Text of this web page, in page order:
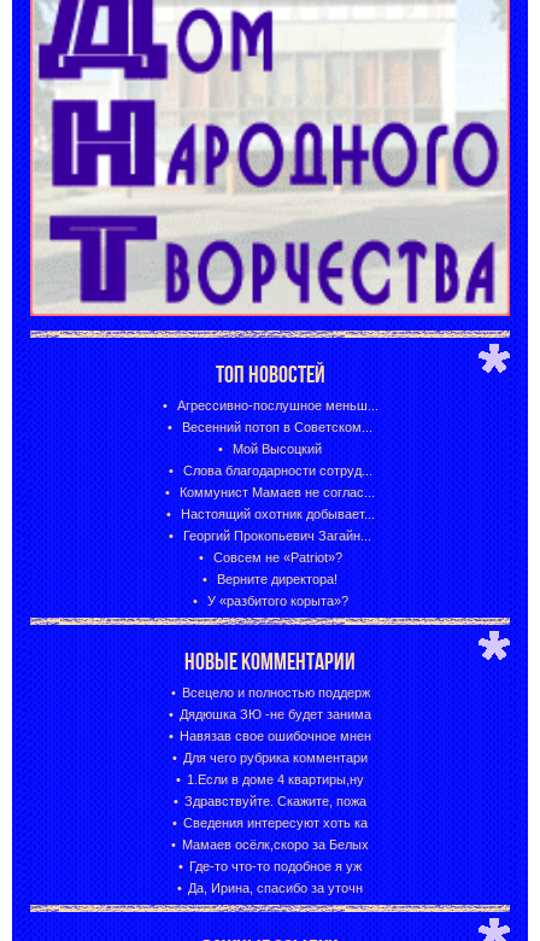
ТОП НОВОСТЕЙ
Агрессивно-послушное меньш...
Весенний потоп в Советском...
Мой Высоцкий
Слова благодарности сотруд...
Коммунист Мамаев не соглас...
Настоящий охотник добывает...
Георгий Прокопьевич Загайн...
Совсем не «Patriot»?
Верните директора!
У «разбитого корыта»?
НОВЫЕ КОММЕНТАРИИ
Всецело и полностью поддерж
Дядюшка ЗЮ -не будет занима
Навязав свое ошибочное мнен
Для чего рубрика комментари
1.Если в доме 4 квартиры,ну
Здравствуйте. Скажите, пожа
Сведения интересуют хоть ка
Мамаев осёлк,скоро за Белых
Где-то что-то подобное я уж
Да, Ирина, спасибо за уточн